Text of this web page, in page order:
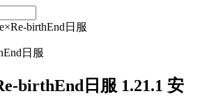
birthEnd日服
birthEnd日服 1.21.1 安